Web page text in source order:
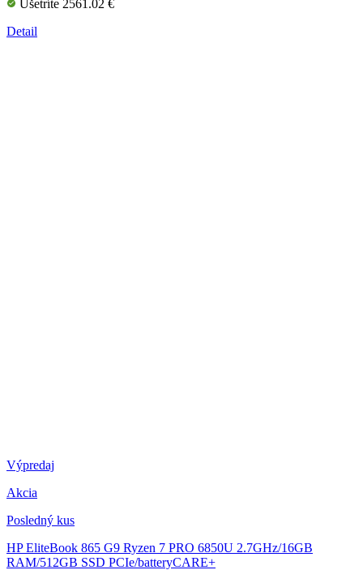
Ušetríte 2561.02 €
Detail
Výpredaj
Akcia
Posledný kus
HP EliteBook 865 G9 Ryzen 7 PRO 6850U 2.7GHz/16GB
RAM/512GB SSD PCIe/batteryCARE+